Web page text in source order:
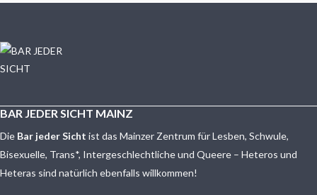
BAR JEDER SICHT MAINZ
Die Bar jeder Sicht ist das Mainzer Zentrum für Lesben, Schwule,
Bisexuelle, Trans*, Intergeschlechtliche und Queere – Heteros und
Heteras sind natürlich ebenfalls willkommen!